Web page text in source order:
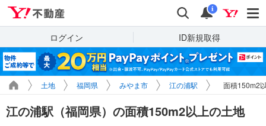
検索 通知
i
ログイン ID新規取得
土地 福岡県 みやま市 江の浦駅 面積150m2
江の浦駅（福岡県）の面積150m2以上の土地